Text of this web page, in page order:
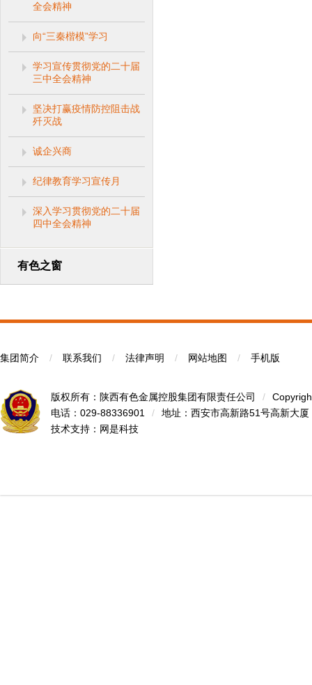
全会精神
向“三秦楷模”学习
学习宣传贯彻党的二十届
三中全会精神
坚决打赢疫情防控阻击战
歼灭战
诚企兴商
纪律教育学习宣传月
深入学习贯彻党的二十届
四中全会精神
有色之窗
集团简介 / 联系我们 / 法律声明 / 网站地图 / 手机版
版权所有：陕西有色金属控股集团有限责任公司 /
电话：029-88336901
/
地址：西安市高新路51号高新大厦
技术支持： 网是科技